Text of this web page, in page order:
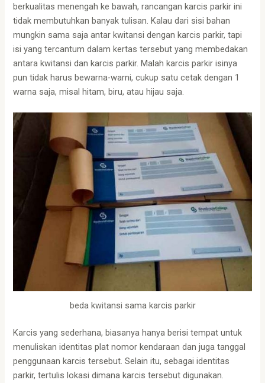
berkualitas menengah ke bawah, rancangan karcis parkir ini
tidak membutuhkan banyak tulisan. Kalau dari sisi bahan
mungkin sama saja antar kwitansi dengan karcis parkir, tapi
isi yang tercantum dalam kertas tersebut yang membedakan
antara kwitansi dan karcis parkir. Malah karcis parkir isinya
pun tidak harus bewarna-warni, cukup satu cetak dengan 1
warna saja, misal hitam, biru, atau hijau saja.
beda kwitansi sama karcis parkir
Karcis yang sederhana, biasanya hanya berisi tempat untuk
menuliskan identitas plat nomor kendaraan dan juga tanggal
penggunaan karcis tersebut. Selain itu, sebagai identitas
parkir, tertulis lokasi dimana karcis tersebut digunakan.